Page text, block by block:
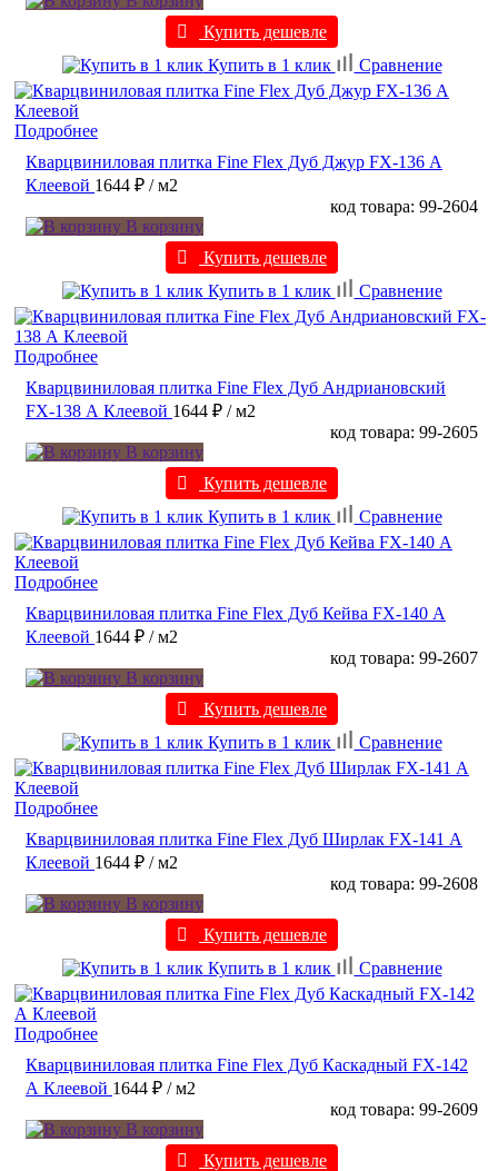
Купить дешевле
Купить в 1 клик
Сравнение
Подробнее
Кварцвиниловая плитка Fine Flex Дуб Джур FX-136 А
Клеевой 1644 ₽ / м2
код товара: 99-2604
В корзину
Купить дешевле
Купить в 1 клик
Сравнение
Подробнее
Кварцвиниловая плитка Fine Flex Дуб Андриановский
FX-138 А Клеевой 1644 ₽ / м2
код товара: 99-2605
В корзину
Купить дешевле
Купить в 1 клик
Сравнение
Подробнее
Кварцвиниловая плитка Fine Flex Дуб Кейва FX-140 А
Клеевой 1644 ₽ / м2
код товара: 99-2607
В корзину
Купить дешевле
Купить в 1 клик
Сравнение
Подробнее
Кварцвиниловая плитка Fine Flex Дуб Ширлак FX-141 А
Клеевой 1644 ₽ / м2
код товара: 99-2608
В корзину
Купить дешевле
Купить в 1 клик
Сравнение
Подробнее
Кварцвиниловая плитка Fine Flex Дуб Каскадный FX-142
А Клеевой 1644 ₽ / м2
код товара: 99-2609
В корзину
Купить дешевле